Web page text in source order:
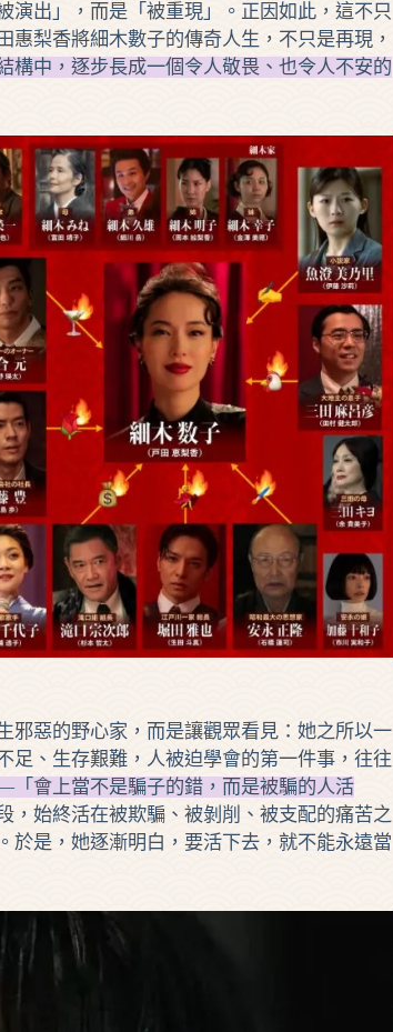
演出」，而是「被重現」。正因如此，這不只
梨香將細木數子的傳奇人生，不只是再現，
構中，逐步長成一個令人敬畏、也令人不安的
惡的野心家，而是讓觀眾看見：她之所以一
足、生存艱難，人被迫學會的第一件事，往往
「會上當不是騙子的錯，而是被騙的人活
，始終活在被欺騙、被剝削、被支配的痛苦之
於是，她逐漸明白，要活下去，就不能永遠當